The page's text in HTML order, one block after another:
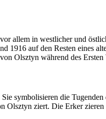
allem in westlicher und
auf den Resten eines
Olsztyn während des
symbolisieren die
Olsztyn ziert. Die Erker